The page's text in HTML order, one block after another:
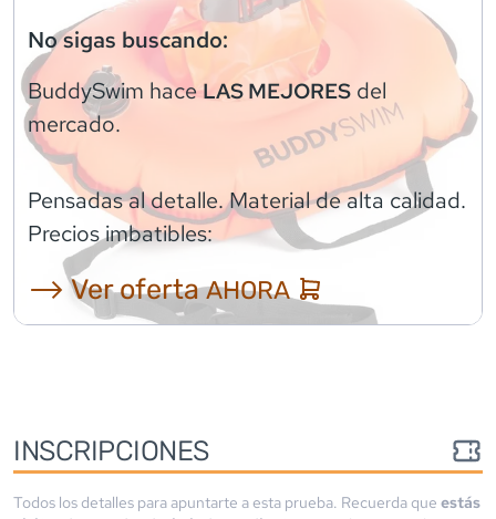
No sigas buscando:
BuddySwim haceLAS MEJORES del
mercado.
Pensadas al detalle. Material de alta calidad.
Precios imbatibles:
⟶ Ver ofertaAHORA
INSCRIPCIONES
Todos los detalles para apuntarte a esta prueba. Recuerda que estás